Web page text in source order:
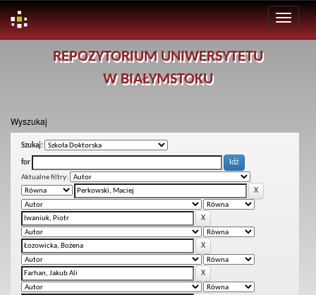
REPOZYTORIUM UNIWERSYTETU
W BIAŁYMSTOKU
Wyszukaj
Szukaj:
for
Aktualne filtry: